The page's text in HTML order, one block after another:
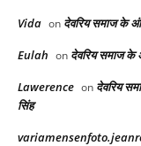
Vida on देवरिय समाज के
Eulah on देवरिय समाज के
Lawerence on देवरिय
सिंह